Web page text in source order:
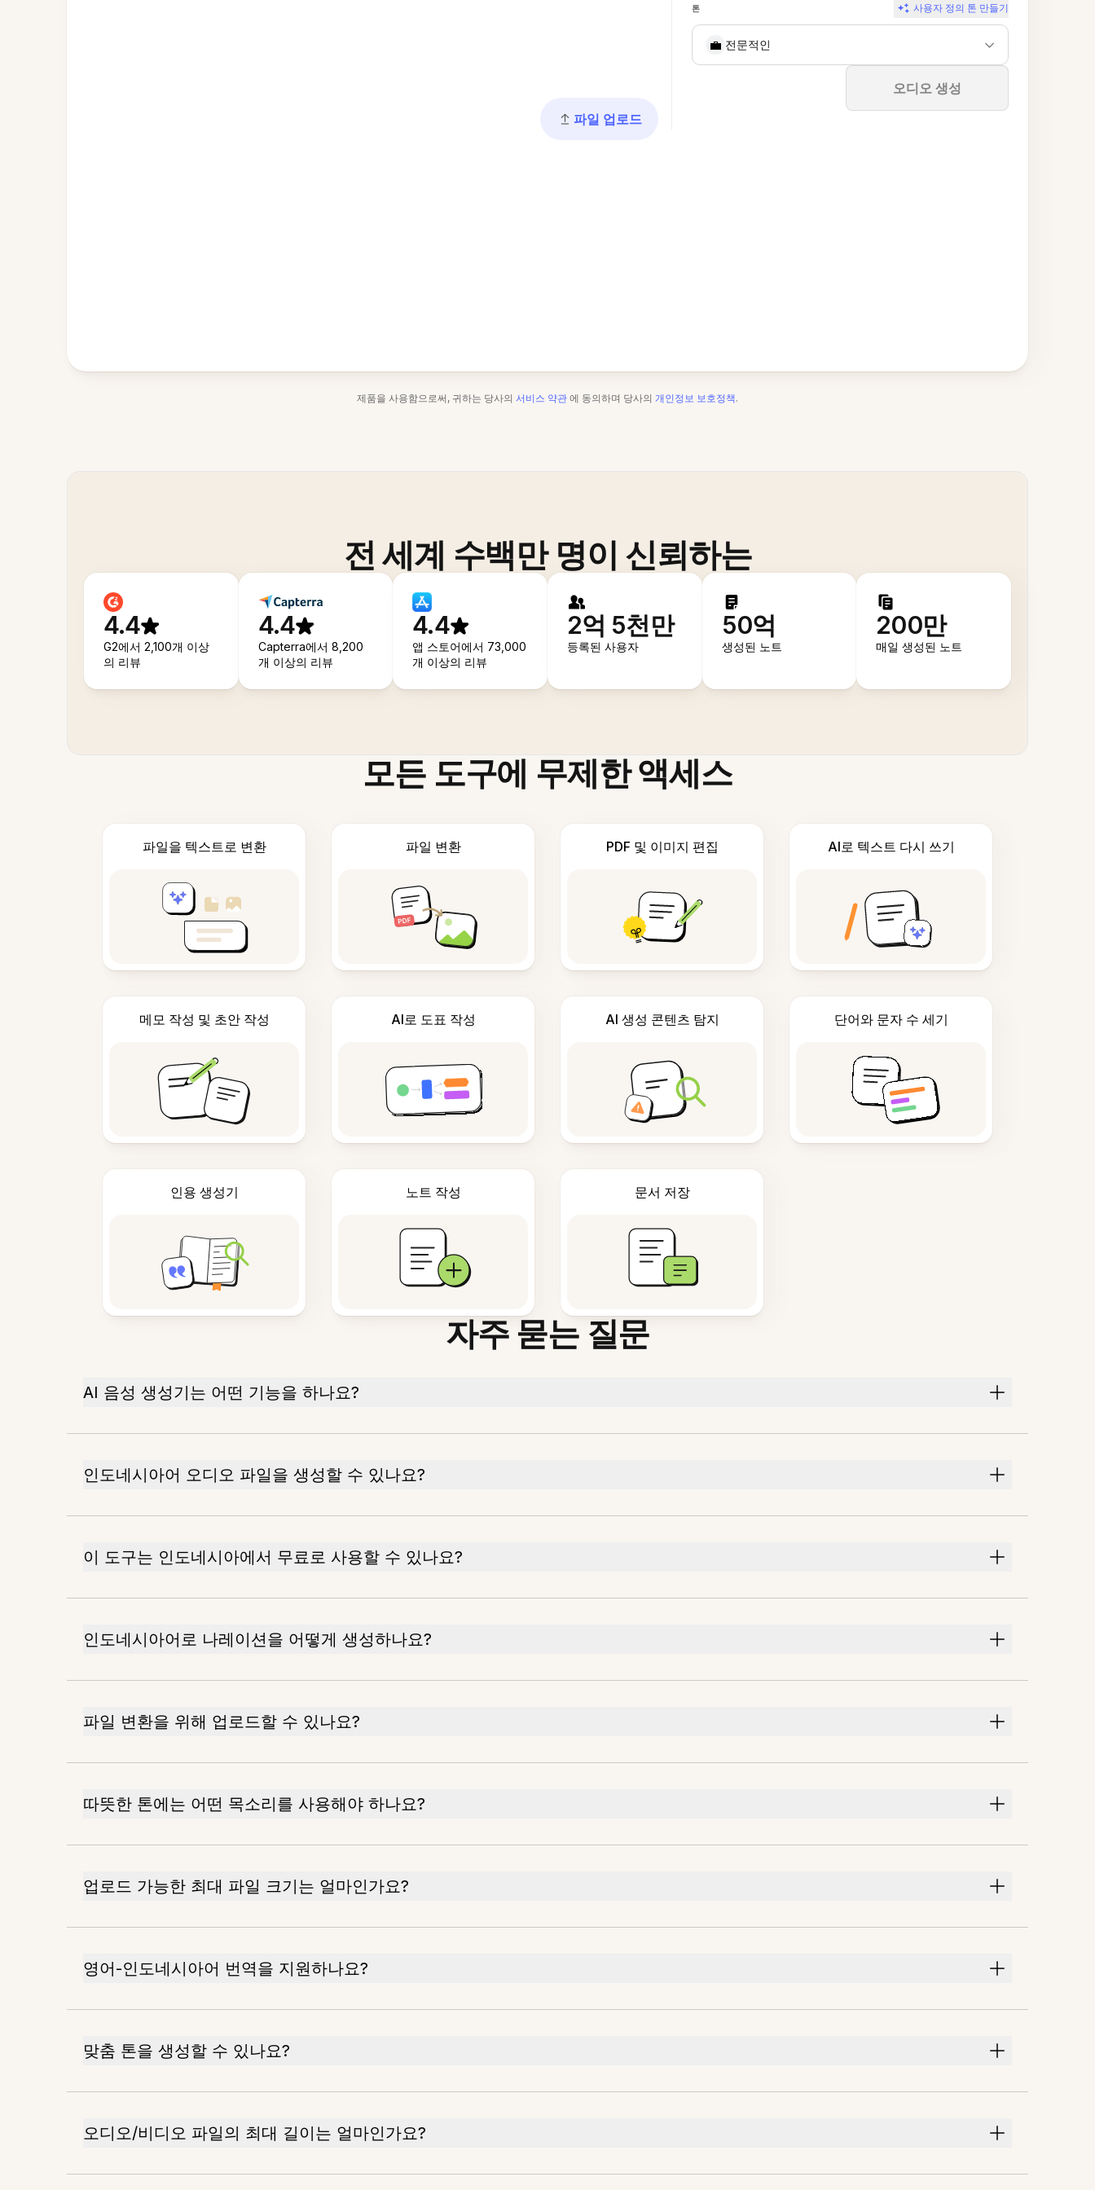
파일 업로드
톤 사용자 정의 톤 만들기
💼 전문적인
오디오 생성
중지
제품을 사용함으로써, 귀하는 당사의 서비스 약관 에 동의하며 당사의 개인정보 보호정책.
전 세계 수백만 명이 신뢰하는
4.4
G2에서 2,100개 이상
의 리뷰
4.4
Capterra에서 8,200
개 이상의 리뷰
4.4
앱 스토어에서 73,000
개 이상의 리뷰
2억 5천만
등록된 사용자
50억
생성된 노트
200만
매일 생성된 노트
모든 도구에 무제한 액세스
파일을 텍스트로 변환 파일 변환 PDF 및 이미지 편집 AI로 텍스트 다시 쓰기
메모 작성 및 초안 작성 AI로 도표 작성 AI 생성 콘텐츠 탐지 단어와 문자 수 세기
인용 생성기 노트 작성 문서 저장
자주 묻는 질문
AI 음성 생성기는 어떤 기능을 하나요?
인도네시아어 오디오 파일을 생성할 수 있나요?
이 도구는 인도네시아에서 무료로 사용할 수 있나요?
인도네시아어로 나레이션을 어떻게 생성하나요?
파일 변환을 위해 업로드할 수 있나요?
따뜻한 톤에는 어떤 목소리를 사용해야 하나요?
업로드 가능한 최대 파일 크기는 얼마인가요?
영어-인도네시아어 번역을 지원하나요?
맞춤 톤을 생성할 수 있나요?
오디오/비디오 파일의 최대 길이는 얼마인가요?